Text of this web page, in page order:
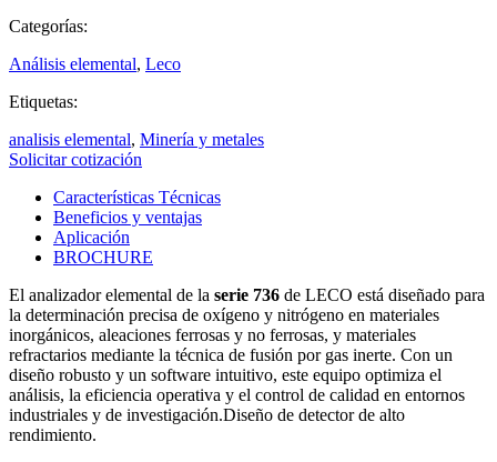
Categorías:
Análisis elemental, Leco
Etiquetas:
analisis elemental, Minería y metales
Solicitar cotización
Características Técnicas
Beneficios y ventajas
Aplicación
BROCHURE
El analizador elemental de la serie 736 de LECO está diseñado para
la determinación precisa de oxígeno y nitrógeno en materiales
inorgánicos, aleaciones ferrosas y no ferrosas, y materiales
refractarios mediante la técnica de fusión por gas inerte. Con un
diseño robusto y un software intuitivo, este equipo optimiza el
análisis, la eficiencia operativa y el control de calidad en entornos
industriales y de investigación.Diseño de detector de alto
rendimiento.